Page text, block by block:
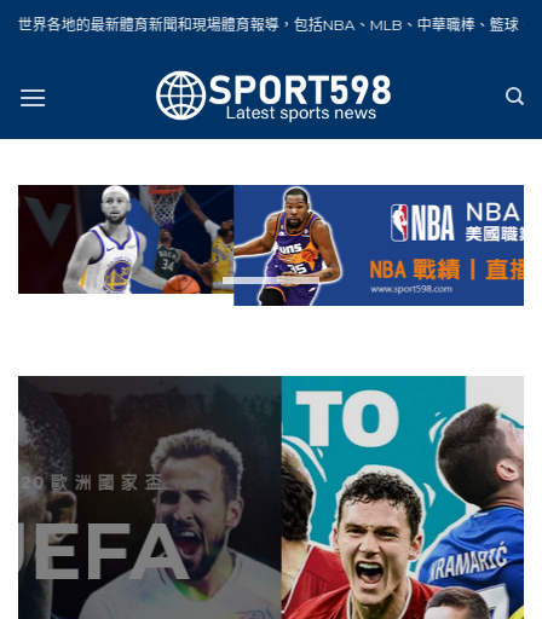
Skip
育新聞和現場體育報導，包括NBA、MLB、中華職棒、籃球、網球、足球、賽